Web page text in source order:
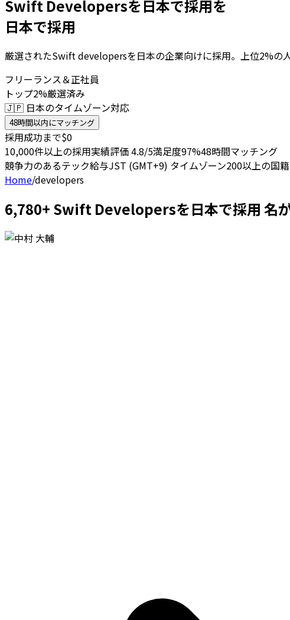
Swift Developersを日本で採用を
日本で採用
厳選されたSwift developersを日本の企業向けに採用。上位2%の
フリーランス＆正社員
トップ2%厳選済み
🇯🇵 日本のタイムゾーン対応
48時間以内にマッチング
採用成功まで$0
10,000件以上の採用実績評価 4.8/5満足度97%48時間マッチング
競争力のあるテック給与JST (GMT+9) タイムゾーン200以上の国籍
Home/developers
6,780+ Swift Developersを日本で採用 名